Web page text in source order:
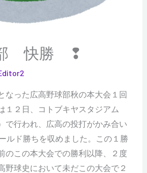
部 快勝 ❢
なった広高野球部秋の本大会１回
１２日、コトブキヤスタジアム
で行われ、広高の投打がかみ合い
ルド勝ちを収めました。この１勝
のこの本大会での勝利以降、２度
野球史において未だこの大会で２